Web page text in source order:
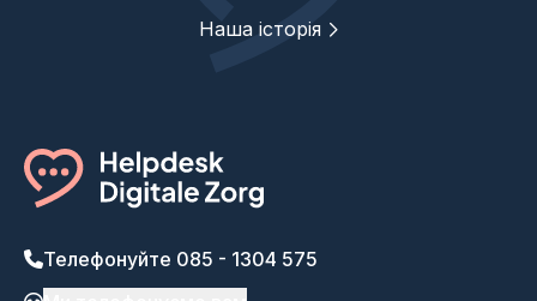
Наша історія
Телефонуйте 085 - 1304 575